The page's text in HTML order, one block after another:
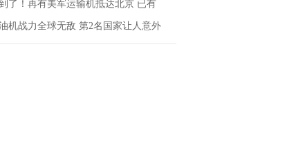
了！再有美军运输机抵达北京 已有
机战力全球无敌 第2名国家让人意外